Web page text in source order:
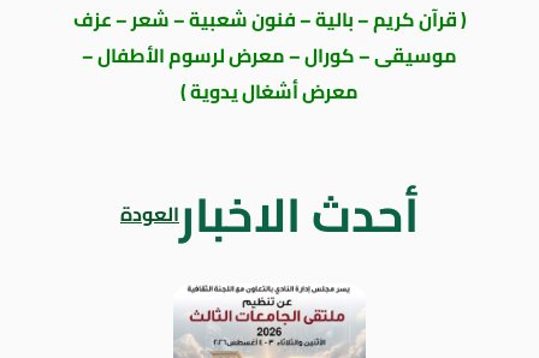
( قرآن كريم – بالية – فنون شعبية – شعر – عزف
موسيقى – كورال – معرض لرسوم الأطفال –
معرض أشغال يدوية )
أحدث الاخبارالعودة